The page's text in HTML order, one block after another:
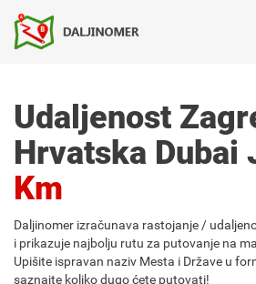
Udaljenost
Hrvatska Dubai
Km
Daljinomer izračunava rastojanje /
i prikazuje najbolju rutu za putovanje na
Upišite ispravan naziv Mesta i Države u
saznajte koliko dugo ćete putovati!